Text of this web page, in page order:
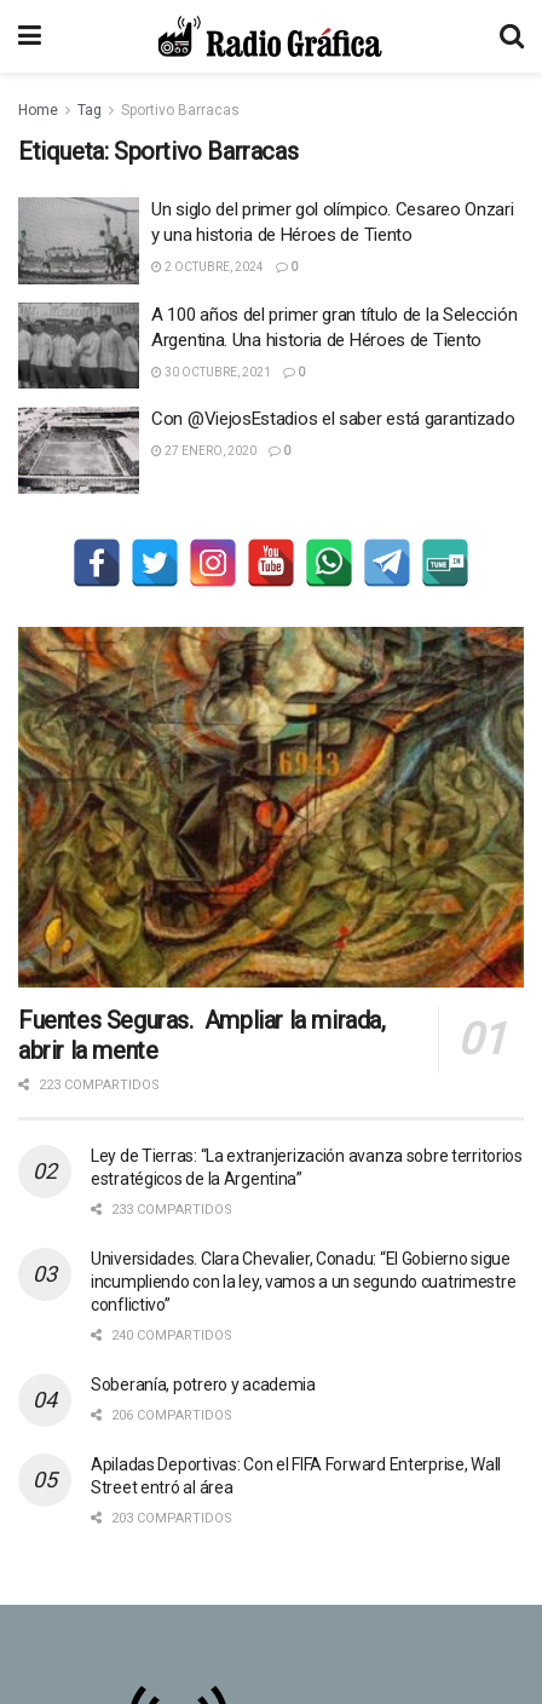
Home Tag Sportivo Barracas
Etiqueta: Sportivo Barracas
Un siglo del primer gol olímpico. Cesareo Onzari
y una historia de Héroes de Tiento
2 OCTUBRE, 2024 0
A 100 años del primer gran título de la Selección
Argentina. Una historia de Héroes de Tiento
30 OCTUBRE, 2021 0
Con @ViejosEstadios el saber está garantizado
27 ENERO, 2020 0
Fuentes Seguras. Ampliar la mirada,
abrir la mente
223 COMPARTIDOS
Ley de Tierras: “La extranjerización avanza sobre territorios
estratégicos de la Argentina”
233 COMPARTIDOS
Universidades. Clara Chevalier, Conadu: “El Gobierno sigue
incumpliendo con la ley, vamos a un segundo cuatrimestre
conflictivo”
240 COMPARTIDOS
Soberanía, potrero y academia
206 COMPARTIDOS
Apiladas Deportivas: Con el FIFA Forward Enterprise, Wall
Street entró al área
203 COMPARTIDOS